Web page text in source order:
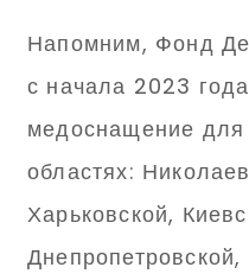
Напомним, Фонд
с начала 2023
медоснащение для
областях:
Харьковской,
Днепропетровской,